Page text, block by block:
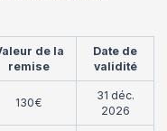
de la
remise
Date de
validité
130€
31 déc.
2026